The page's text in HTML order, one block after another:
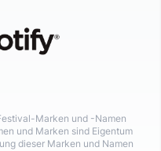
Marken und -Namen
und Marken sind Eigentum
dieser Marken und Namen